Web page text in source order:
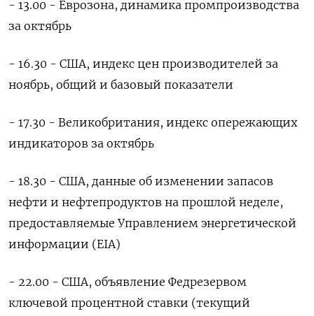
- 13.00 - Еврозона, динамика промпроизводства
за октябрь
- 16.30 - США, индекс цен производителей за
ноябрь, общий и базовый показатели
- 17.30 - Великобритания, индекс опережающих
индикаторов за октябрь
- 18.30 - США, данные об изменении запасов
нефти и нефтепродуктов на прошлой неделе,
предоставляемые Управлением энергетической
информации (EIA)
- 22.00 - США, объявление Федрезервом
ключевой процентной ставки (текущий